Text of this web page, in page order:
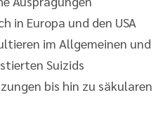
in Europa und den USA
im Allgemeinen und
Suizids
bis hin zu säkularen